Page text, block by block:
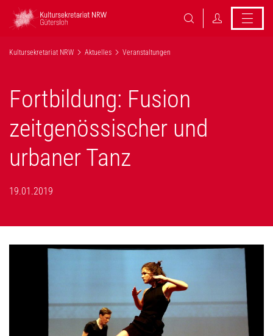
Kultursekretariat NRW Aktuelles Veranstaltungen
Fortbildung: Fusion
zeitgenössischer und
urbaner Tanz
19.01.2019